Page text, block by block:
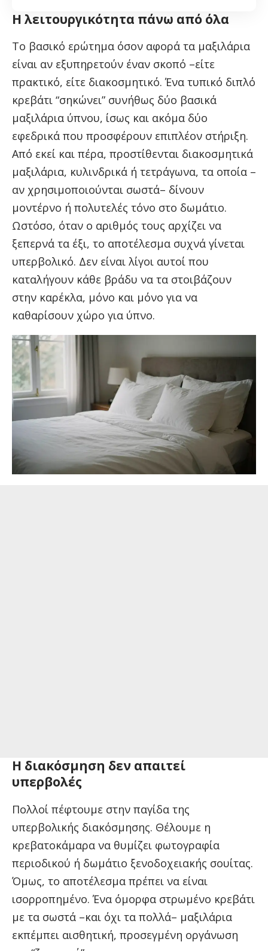
Η λειτουργικότητα πάνω από όλα
Το βασικό ερώτημα όσον αφορά τα μαξιλάρια
είναι αν εξυπηρετούν έναν σκοπό –είτε
πρακτικό, είτε διακοσμητικό. Ένα τυπικό διπλό
κρεβάτι “σηκώνει” συνήθως δύο βασικά
μαξιλάρια ύπνου, ίσως και ακόμα δύο
εφεδρικά που προσφέρουν επιπλέον στήριξη.
Από εκεί και πέρα, προστίθενται διακοσμητικά
μαξιλάρια, κυλινδρικά ή τετράγωνα, τα οποία –
αν χρησιμοποιούνται σωστά– δίνουν
μοντέρνο ή πολυτελές τόνο στο δωμάτιο.
Ωστόσο, όταν ο αριθμός τους αρχίζει να
ξεπερνά τα έξι, το αποτέλεσμα συχνά γίνεται
υπερβολικό. Δεν είναι λίγοι αυτοί που
καταλήγουν κάθε βράδυ να τα στοιβάζουν
στην καρέκλα, μόνο και μόνο για να
καθαρίσουν χώρο για ύπνο.
Η διακόσμηση δεν απαιτεί
υπερβολές
Πολλοί πέφτουμε στην παγίδα της
υπερβολικής διακόσμησης. Θέλουμε η
κρεβατοκάμαρα να θυμίζει φωτογραφία
περιοδικού ή δωμάτιο ξενοδοχειακής σουίτας.
Όμως, το αποτέλεσμα πρέπει να είναι
ισορροπημένο. Ένα όμορφα στρωμένο κρεβάτι
με τα σωστά –και όχι τα πολλά– μαξιλάρια
εκπέμπει αισθητική, προσεγμένη οργάνωση